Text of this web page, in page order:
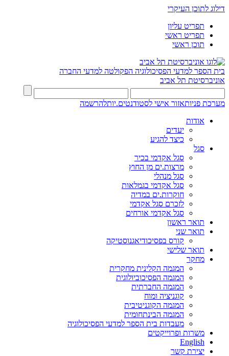
דילוג לתוכן העיקרי
תפריט עליון
תפריט ראשי
תוכן ראשי
בית הספר למדעי הפסיכולוגיה הפקולטה למדעי החברה
אוניברסיטת תל אביב
מערכת פניותאזור אישי לסטודנטים.יותלהרשמה
אודות
יעדים
כיצד להגיע
סגל
סגל אקדמי בכיר
מרצות.ים מן החוץ
סגל מנהלי
סגל אקדמי בגמלאות
חוקרות.ים במדיה
לזכרם סגל אקדמי
סגל אקדמי אורחים
תואר ראשון
תואר שני
קורס בפסיכודיאגנוסטיקה
תואר שלישי
מחקר
המגמה הקלינית מחקרית
המגמה הפסיכוביולוגית
המגמה החברתית
קוגניציה ומוח
המגמה הקוגניטיבית
המגמה הבינתחומית
מעבדות בית הספר למדעי הפסיכולוגיה
משרות ופרוייקטים
English
יצירת קשר